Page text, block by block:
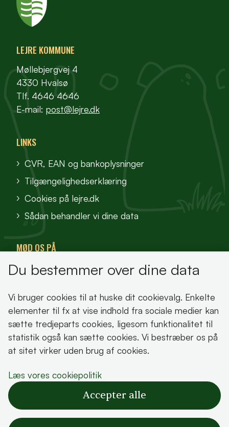
LEJRE KOMMUNE
Møllebjergvej 4
4330 Hvalsø
Tlf. 4646 4646
E-mail: post@lejre.dk
LINKS
CVR, EAN og bankoplysninger
Tilgængelighedserklæring
Cookies på lejre.dk
Sådan behandler vi dine data
MØD OS PÅ
VisitFjordlandet
Oplev Lejre
Dette indhold kræver cookies for at blive vist
Du bestemmer over dine data
Vi bruger cookies til at huske dit cookievalg. Enkelte
elementer til fx at vise indhold fra sociale medier kan
sætte tredjeparts cookies, ligesom funktionalitet til
statistik også kan sætte cookies. Vi bestræber os på
at sitet virker uden brug af cookies.
Læs vores cookiepolitik
Accepter alle